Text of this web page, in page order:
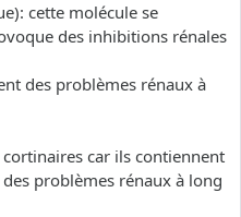
cette molécule se
des inhibitions rénales
des problèmes rénaux à
car ils contiennent
problèmes rénaux à long